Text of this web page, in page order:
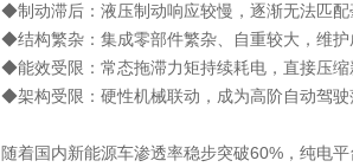
◆制动滞后：液压制动响应较慢，逐渐无法匹配
◆结构繁杂：集成零部件繁杂、自重较大，维护
◆能效受限：常态拖滞力矩持续耗电，直接压缩
◆架构受限：硬性机械联动，成为高阶自动驾驶
随着国内新能源车渗透率稳步突破60%，纯电